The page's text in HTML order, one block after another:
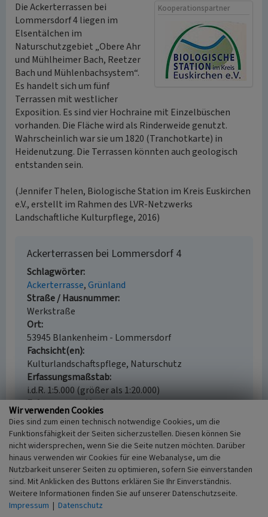
Kooperationspartner
Die Ackerterrassen bei
Lommersdorf 4 liegen im
Elsentälchen im
Naturschutzgebiet „Obere Ahr
und Mühlheimer Bach, Reetzer
Bach und Mühlenbachsystem“.
Es handelt sich um fünf
Terrassen mit westlicher
Exposition. Es sind vier Hochraine mit Einzelbüschen
vorhanden. Die Fläche wird als Rinderweide genutzt.
Wahrscheinlich war sie um 1820 (Tranchotkarte) in
Heidenutzung. Die Terrassen könnten auch geologisch
entstanden sein.
(Jennifer Thelen, Biologische Station im Kreis Euskirchen
e.V., erstellt im Rahmen des LVR-Netzwerks
Landschaftliche Kulturpflege, 2016)
Ackerterrassen bei Lommersdorf 4
Schlagwörter
Ackerterrasse Grünland
Straße / Hausnummer
Werkstraße
Ort
53945 Blankenheim - Lommersdorf
Fachsicht(en)
Kulturlandschaftspflege, Naturschutz
Erfassungsmaßstab
i.d.R. 1:5.000 (größer als 1:20.000)
Erfassungsmethode
Geländebegehung/-kartierung, Fernerkundung,
mündliche Hinweise Ortsansässiger, Ortskundiger
Empfohlene Zitierweise
Urheberrechtlicher Hinweis
Wir verwenden Cookies
Dies sind zum einen technisch notwendige Cookies, um die
Funktionsfähigkeit der Seiten sicherzustellen. Diesen können Sie
nicht widersprechen, wenn Sie die Seite nutzen möchten. Darüber
hinaus verwenden wir Cookies für eine Webanalyse, um die
Nutzbarkeit unserer Seiten zu optimieren, sofern Sie einverstanden
sind. Mit Anklicken des Buttons erklären Sie Ihr Einverständnis.
Weitere Informationen finden Sie auf unserer Datenschutzseite.
Impressum | Datenschutz